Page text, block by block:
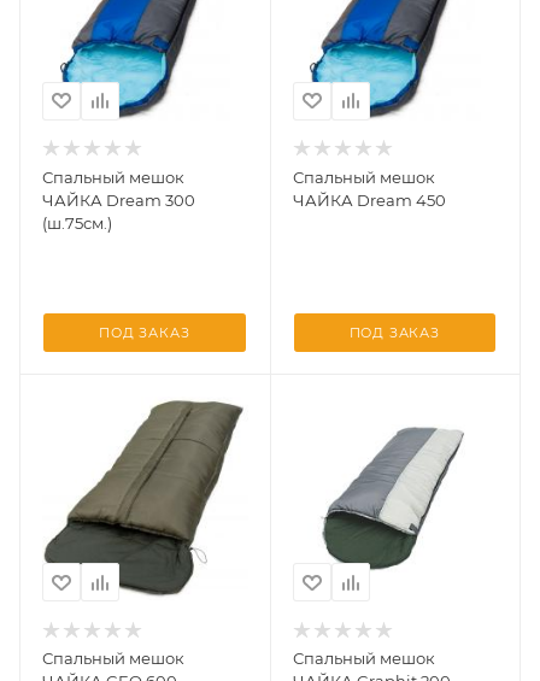
Спальный мешок
ЧАЙКА Dream 300
(ш.75см.)
ПОД ЗАКАЗ
Спальный мешок
ЧАЙКА Dream 450
ПОД ЗАКАЗ
Спальный мешок
Спальный мешок